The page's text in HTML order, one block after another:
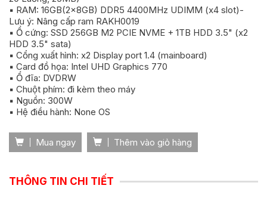
▪️ RAM: 16GB(2x8GB) DDR5 4400MHz UDIMM (x4 slot)-
Lưu ý: Nâng cấp ram RAKH0019
▪️ Ổ cứng: SSD 256GB M2 PCIE NVME + 1TB HDD 3.5" (x2
HDD 3.5" sata)
▪️ Cổng xuất hình: x2 Display port 1.4 (mainboard)
▪️ Card đồ họa: Intel UHD Graphics 770
▪️ Ổ đĩa: DVDRW
▪️ Chuột phím: đi kèm theo máy
▪️ Nguồn: 300W
▪️ Hệ điều hành: None OS
Mua ngay Thêm vào giỏ hàng
THÔNG TIN CHI TIẾT